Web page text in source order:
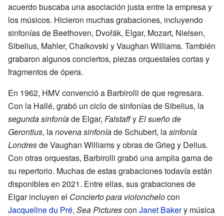
acuerdo buscaba una asociación justa entre la empresa y
los músicos. Hicieron muchas grabaciones, incluyendo
sinfonías de Beethoven, Dvořák, Elgar, Mozart, Nielsen,
Sibelius, Mahler, Chaikovski y Vaughan Williams. También
grabaron algunos conciertos, piezas orquestales cortas y
fragmentos de ópera.
En 1962, HMV convenció a Barbirolli de que regresara.
Con la Hallé, grabó un ciclo de sinfonías de Sibelius, la
segunda sinfoníade Elgar, Falstaffy El sueño de
Gerontius, lanovena sinfoníade Schubert, lasinfonía
Londresde Vaughan Williams y obras de Grieg y Delius.
Con otras orquestas, Barbirolli grabó una amplia gama de
su repertorio. Muchas de estas grabaciones todavía están
disponibles en 2021. Entre ellas, sus grabaciones de
Elgar incluyen el Concierto para violonchelocon
Jacqueline du Pré, Sea Picturescon Janet Bakery música